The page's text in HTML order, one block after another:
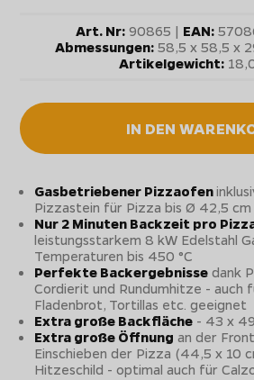
Art. Nr: 90865 | EAN:
Abmessungen: 58,5 x 58,5 x
Artikelgewicht:
IN DEN
Gasbetriebener Pizzaofen
Pizzastein für Pizza bis Ø 42,5 cm
Nur 2 Minuten Backzeit pro
leistungsstarkem 8 kW Edelstahl
Temperaturen bis 450 °C
Perfekte Backergebnisse dank
Cordierit und Rundumhitze - auch
Fladenbrot, Tortillas etc. geeignet
Extra große Backfläche - 43 x
Extra große Öffnung an der
Einschieben der Pizza (44,5 x 10
Hitzeschild - optimal auch für